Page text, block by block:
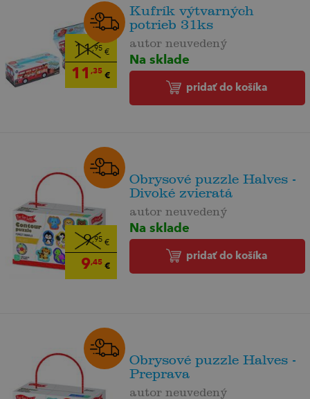
11,95€
11 ,35€
Kufrík výtvarných
potrieb 31ks
autor neuvedený
Na sklade
pridať do košíka
9,95€
9,45€
Obrysové puzzle Halves -
Divoké zvieratá
autor neuvedený
Na sklade
pridať do košíka
Obrysové puzzle Halves -
Preprava
autor neuvedený